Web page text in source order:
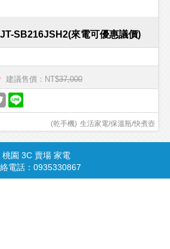
SB216JSH2(來電可優惠議價)
建議售價：NT$37,000
生活家電/保溫瓶/快煮壺
(乾手機)
此進入
桃園 3C 賣場 家電
電話：0935330867